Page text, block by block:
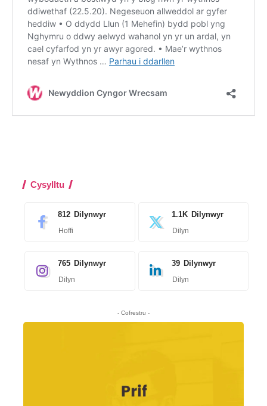
Cysylltu
812 Dilynwyr
Hoffi
1.1K Dilynwyr
Dilyn
765 Dilynwyr
Dilyn
39 Dilynwyr
Dilyn
- Cofrestru -